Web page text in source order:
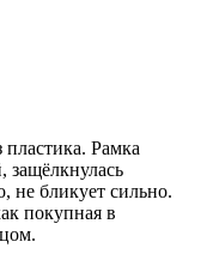
Рамка
защёлкнулась
не бликует сильно.
покупная в